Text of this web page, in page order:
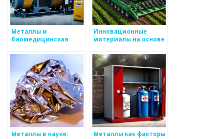
Металлы и
биомедицинская
Инновационные
материалы на основе
Металлы в науке:
Металлы как факторы